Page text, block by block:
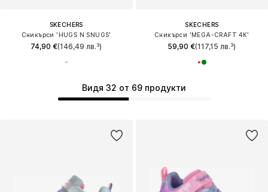
SKECHERS
Сникърси 'HUGS N SNUGS'
74,90 €(146,49 лв.³)
SKECHERS
Сникърси 'MEGA-CRAFT 4K'
59,90 €(117,15 лв.³)
Видя 32 от 69 продукти